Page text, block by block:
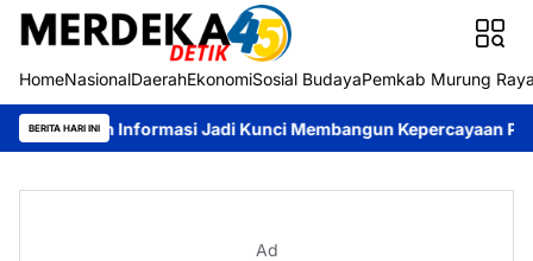
HomeNasionalDaerahEkonomiSosial BudayaPemkab Murung
BERITA HARI INI
Jadi Kunci Membangun Kepercayaan Publik Pemkab
Ad